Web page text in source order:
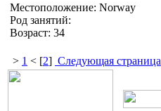
Местоположение: Norway
Род занятий:
Возраст: 34
> 1 < [2] Следующая страница